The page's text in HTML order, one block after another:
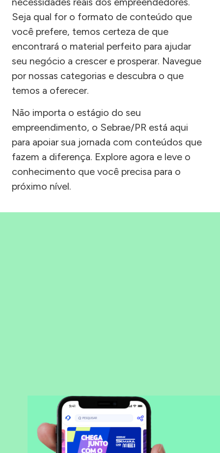
Seja qual for o formato de conteúdo que
você prefere, temos certeza de que
encontrará o material perfeito para ajudar
seu negócio a crescer e prosperar. Navegue
por nossas categorias e descubra o que
temos a oferecer.
Não importa o estágio do seu
empreendimento, o Sebrae/PR está aqui
para apoiar sua jornada com conteúdos que
fazem a diferença. Explore agora e leve o
conhecimento que você precisa para o
próximo nível.